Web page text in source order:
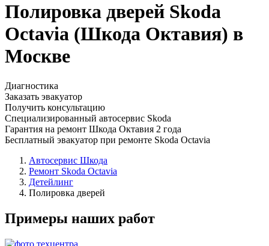
Полировка дверей Skoda
Octavia (Шкода Октавия) в
Москве
Диагностика
Заказать эвакуатор
Получить консультацию
Специализированный автосервис Skoda
Гарантия на ремонт Шкода Октавия 2 года
Бесплатный эвакуатор при ремонте Skoda Octavia
Автосервис Шкода
Ремонт Skoda Octavia
Детейлинг
Полировка дверей
Примеры наших работ